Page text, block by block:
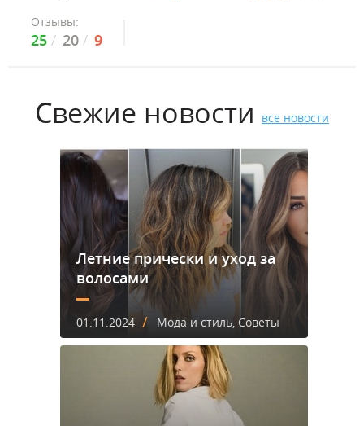
Отзывы:
25 20 9
Свежие новости все новости
Летние прически и уход за
волосами
01.11.2024 / Мода и стиль, Советы